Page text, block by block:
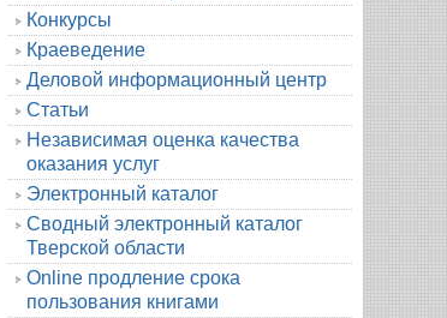
Конкурсы
Краеведение
Деловой информационный центр
Статьи
Независимая оценка качества
оказания услуг
Электронный каталог
Сводный электронный каталог
Тверской области
Online продление срока
пользования книгами